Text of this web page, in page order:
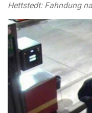
Hettstedt: Fahndung